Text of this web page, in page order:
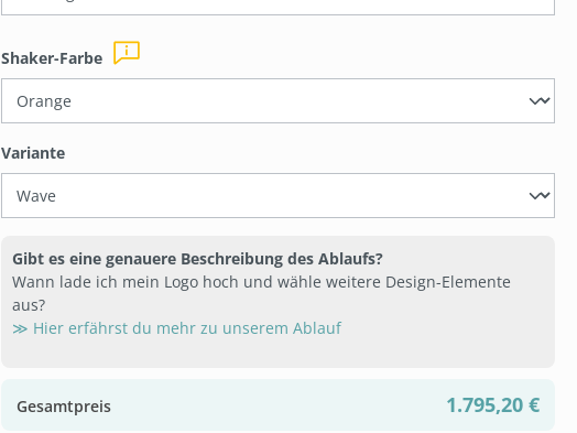
Shaker-Farbe
auswählen
Varianteauswählen
Gibt es eine genauere Beschreibung des Ablaufs?
Wann lade ich mein Logo hoch und wähle weitere Design-Elemente
aus?
≫ Hier erfährst du mehr zu unserem Ablauf
Gesamtpreis 1.795,20 €